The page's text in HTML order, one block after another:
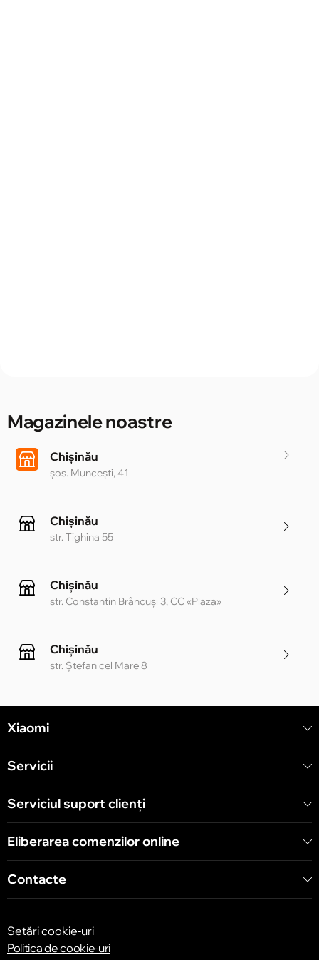
Magazinele noastre
Chișinău
șos. Muncești, 41
Chișinău
str. Tighina 55
Chișinău
str. Constantin Brâncuși 3, CC «Plaza»
Chișinău
str. Ștefan cel Mare 8
Chișinău
str. Arborilor 21, CC «Shopping MallDova»
Xiaomi
Servicii
Serviciul suport clienţi
Eliberarea comenzilor online
Contacte
Setări cookie-uri
Politica de cookie-uri